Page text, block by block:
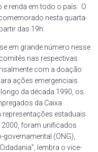
e renda em todo o país. O
nesta quarta-
das 19h.
em grande número nesse
nas respectivas
com a doação
ações emergenciais
da década 1990, os
da Caixa
estaduais
foram unificados
(ONG),
lembra o vice-